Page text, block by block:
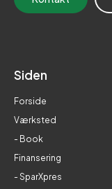
Siden
Forside
Værksted
- Book
Finansering
- SparXpres